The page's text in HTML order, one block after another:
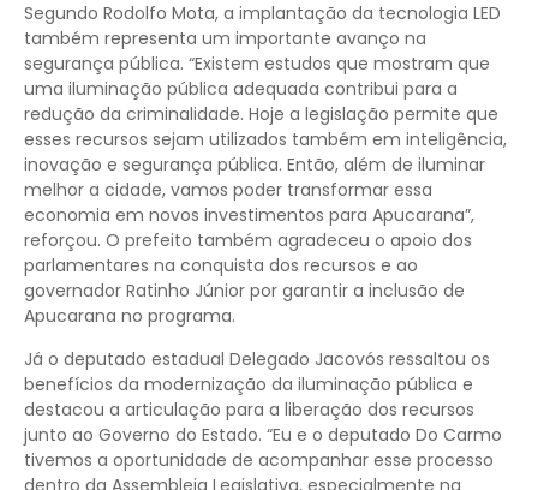
Segundo Rodolfo Mota, a implantação da tecnologia LED
também representa um importante avanço na
segurança pública. “Existem estudos que mostram que
uma iluminação pública adequada contribui para a
redução da criminalidade. Hoje a legislação permite que
esses recursos sejam utilizados também em inteligência,
inovação e segurança pública. Então, além de iluminar
melhor a cidade, vamos poder transformar essa
economia em novos investimentos para Apucarana”,
reforçou. O prefeito também agradeceu o apoio dos
parlamentares na conquista dos recursos e ao
governador Ratinho Júnior por garantir a inclusão de
Apucarana no programa.
Já o deputado estadual Delegado Jacovós ressaltou os
benefícios da modernização da iluminação pública e
destacou a articulação para a liberação dos recursos
junto ao Governo do Estado. “Eu e o deputado Do Carmo
tivemos a oportunidade de acompanhar esse processo
dentro da Assembleia Legislativa, especialmente na